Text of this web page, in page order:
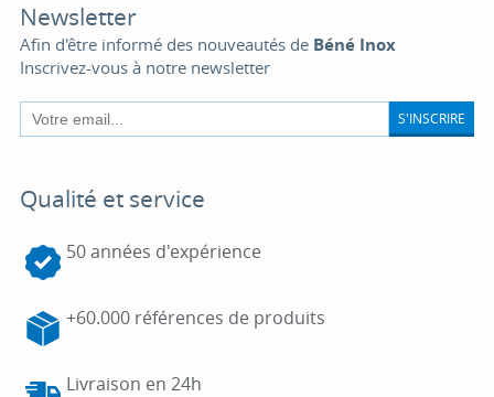
Newsletter
Afin d'être informé des nouveautés de Béné Inox
Inscrivez-vous à notre newsletter
S'INSCRIRE
Qualité et service
50 années d'expérience
+60.000 références de produits
Livraison en 24h